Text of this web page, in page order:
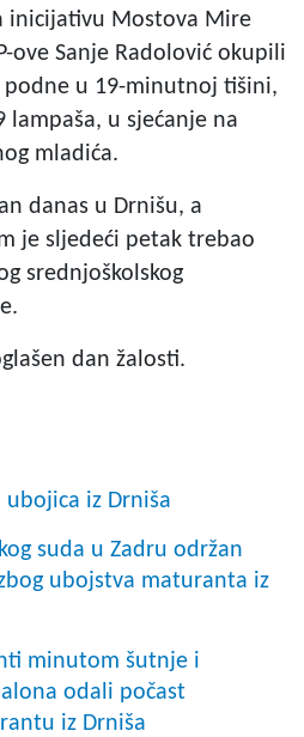
inicijativu Mostova Mire
ove Sanje Radolović okupili
podne u 19-minutnoj tišini,
u sjećanje na
mladića.
danas u Drnišu, a
je sljedeći petak trebao
srednjoškolskog
dan žalosti.
iz Drniša
suda u Zadru održan
ubojstva maturanta iz
minutom šutnje i
odali počast
iz Drniša